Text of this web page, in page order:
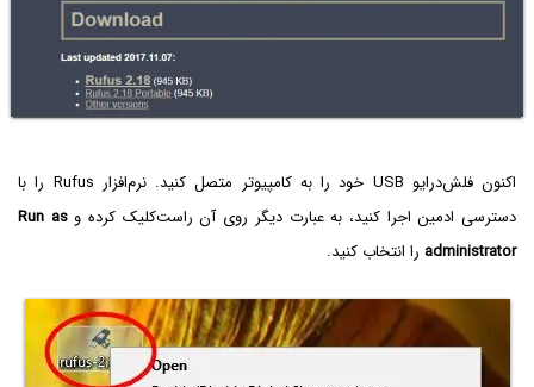
اکنون فلش‌درایو USB خود را به کامپیوتر متصل کنید. نرم‌افزار Rufus‌ را با
دسترسی ادمین اجرا کنید، به عبارت دیگر روی آن راست‌کلیک کرده وRun as
administrator‌ را انتخاب کنید.